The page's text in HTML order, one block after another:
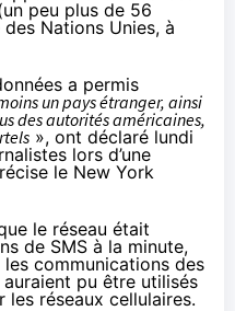
peu plus de 56
Nations Unies, à
a permis
un pays étranger, ainsi
des autorités américaines,
», ont déclaré lundi
lors d’une
le New York
le réseau était
de SMS à la minute,
les communications des
auraient pu être utilisés
réseaux cellulaires.